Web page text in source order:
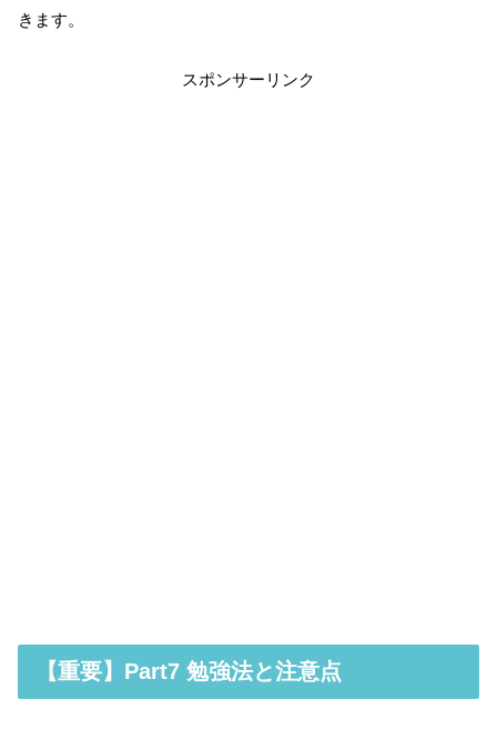
きます。
スポンサーリンク
【重要】Part7 勉強法と注意点